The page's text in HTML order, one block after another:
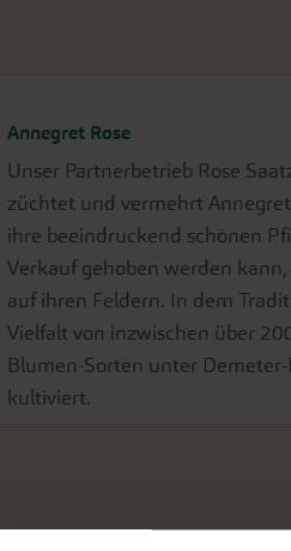
Annegret Rose
Unser Partnerbetrieb Rose
züchtet und vermehrt
ihre beeindruckend schönen
Verkauf gehoben werden
auf ihren Feldern. In dem
Vielfalt von inzwischen über
Blumen-Sorten unter
kultiviert.